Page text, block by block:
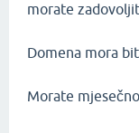
morate
Domena mora
Morate